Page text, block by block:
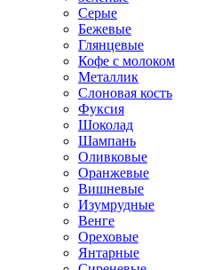
Серые
Бежевые
Глянцевые
Кофе с молоком
Металлик
Слоновая кость
Фуксия
Шоколад
Шампань
Оливковые
Оранжевые
Вишневые
Изумрудные
Венге
Ореховые
Янтарные